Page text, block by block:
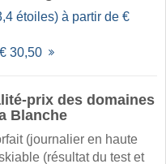
étoiles) à partir de €
30,50
prix des domaines
Blanche
(journalier en haute
(résultat du test et